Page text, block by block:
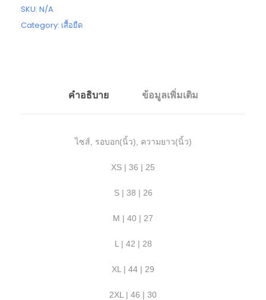
SKU: N/A
Category: เสื้อยืด
คำอธิบาย ข้อมูลเพิ่มเติม
ไซส์, รอบอก(นิ้ว), ความยาว(นิ้ว)
XS | 36 | 25
S | 38 | 26
M | 40 | 27
L | 42 | 28
XL | 44 | 29
2XL | 46 | 30